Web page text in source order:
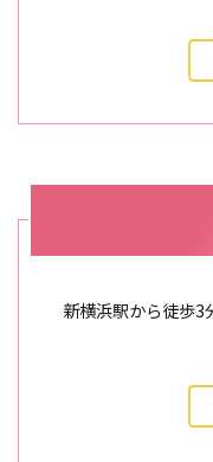
新横浜駅から徒歩3